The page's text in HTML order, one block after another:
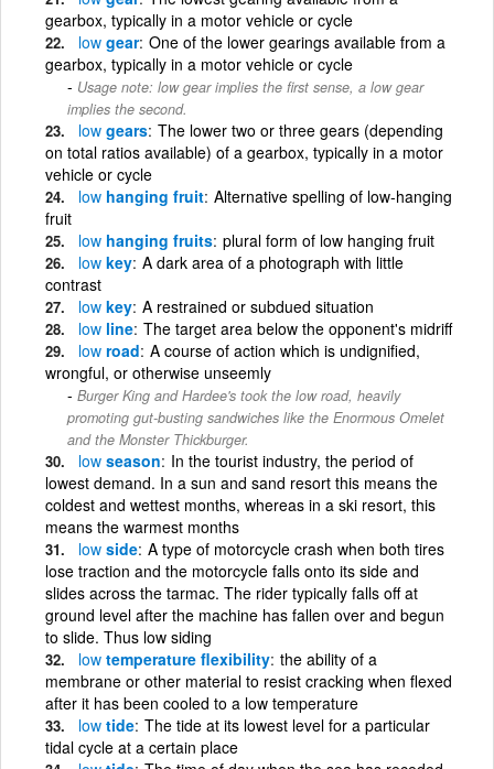
gearbox, typically in a motor vehicle or cycle
low gear One of the lower gearings available from a
gearbox, typically in a motor vehicle or cycle
Usage note: low gear implies the first sense, a low gear
implies the second.
low gears The lower two or three gears (depending
on total ratios available) of a gearbox, typically in a motor
vehicle or cycle
low hanging fruit Alternative spelling of low-hanging
fruit
low hanging fruits plural form of low hanging fruit
low key A dark area of a photograph with little
contrast
low key A restrained or subdued situation
low line The target area below the opponent's midriff
low road A course of action which is undignified,
wrongful, or otherwise unseemly
Burger King and Hardee's took the low road, heavily
promoting gut-busting sandwiches like the Enormous Omelet
and the Monster Thickburger.
low season In the tourist industry, the period of
lowest demand. In a sun and sand resort this means the
coldest and wettest months, whereas in a ski resort, this
means the warmest months
low side A type of motorcycle crash when both tires
lose traction and the motorcycle falls onto its side and
slides across the tarmac. The rider typically falls off at
ground level after the machine has fallen over and begun
to slide. Thus low siding
low temperature flexibility the ability of a
membrane or other material to resist cracking when flexed
after it has been cooled to a low temperature
low tide The tide at its lowest level for a particular
tidal cycle at a certain place